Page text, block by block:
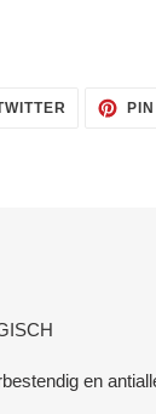
TWITTEREN
en